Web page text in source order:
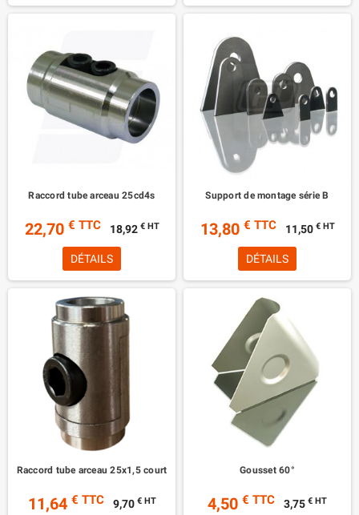
Raccord tube arceau 25cd4s
22,70 € TTC 18,92 € HT
DÉTAILS
Support de montage série B
13,80 € TTC 11,50 € HT
DÉTAILS
Raccord tube arceau 25x1,5 court
11,64 € TTC 9,70 € HT
Gousset 60°
4,50 € TTC 3,75 € HT